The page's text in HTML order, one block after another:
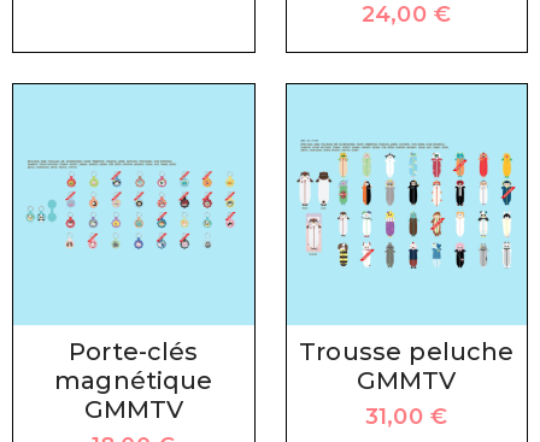
24,00€
Porte-clés
magnétique
GMMTV
Trousse peluche
GMMTV
31,00€